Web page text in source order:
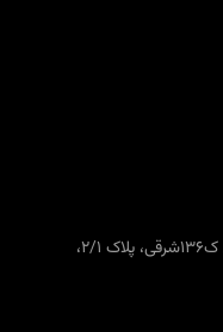
تهران، تهران پارس، فلکه اول، خ پروین نبش ک136شرقی، پلاک 2/1،